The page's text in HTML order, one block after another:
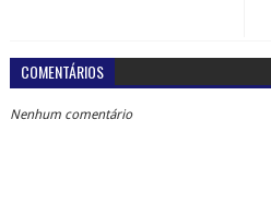
COMENTÁRIOS
Nenhum comentário